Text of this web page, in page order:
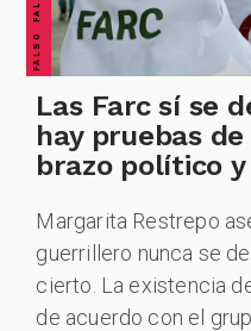
Las Farc sí se
hay pruebas
brazo político
Margarita Restrepo
guerrillero nunca se
cierto. La existencia
de acuerdo con el